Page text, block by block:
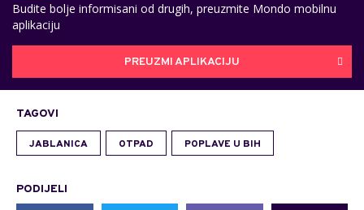
Budite bolje informisani od drugih, preuzmite Mondo mobilnu
aplikaciju
PREUZMI APLIKACIJU
TAGOVI
JABLANICA OTPAD POPLAVE U BIH
PODIJELI